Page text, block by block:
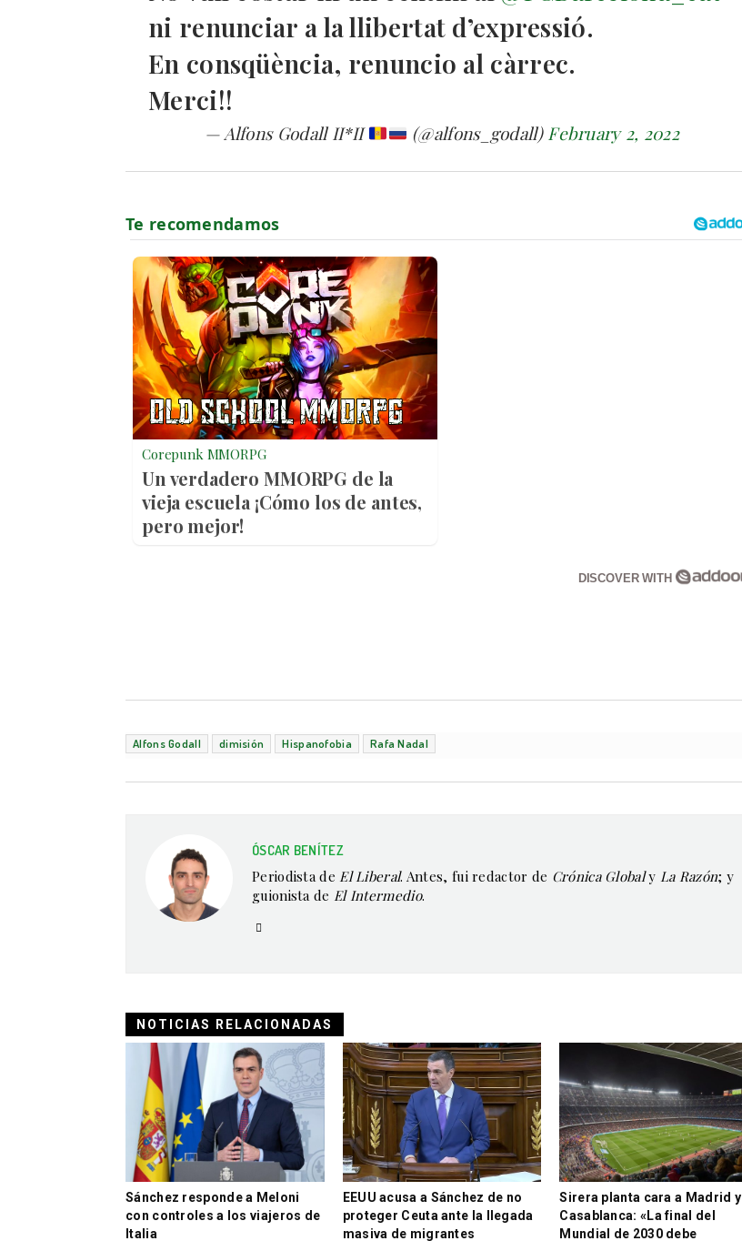
ni renunciar a la llibertat d’expressió.
En consqüència, renuncio al càrrec.
Merci!!
— Alfons Godall II*II (@alfons_godall) February 2, 2022
Corepunk MMORPG
Un verdadero MMORPG de la
vieja escuela ¡Cómo los de antes,
pero mejor!
DISCOVER WITH
Alfons Godall dimisión Hispanofobia Rafa Nadal
ÓSCAR BENÍTEZ
Periodista de El Liberal. Antes, fui redactor de Crónica Globaly La Razón; y
guionista de El Intermedio.
NOTICIAS RELACIONADAS
Sánchez responde a Meloni
con controles a los viajeros de
Italia
EEUU acusa a Sánchez de no
proteger Ceuta ante la llegada
masiva de migrantes
Sirera planta cara a Madrid y
Casablanca: «La final del
Mundial de 2030 debe